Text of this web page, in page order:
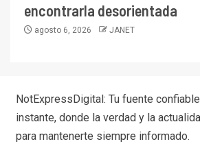
encontrarla desorientada
agosto 6, 2026 JANET
NotExpressDigital: Tu fuente
instante, donde la verdad y la
para mantenerte siempre informado.